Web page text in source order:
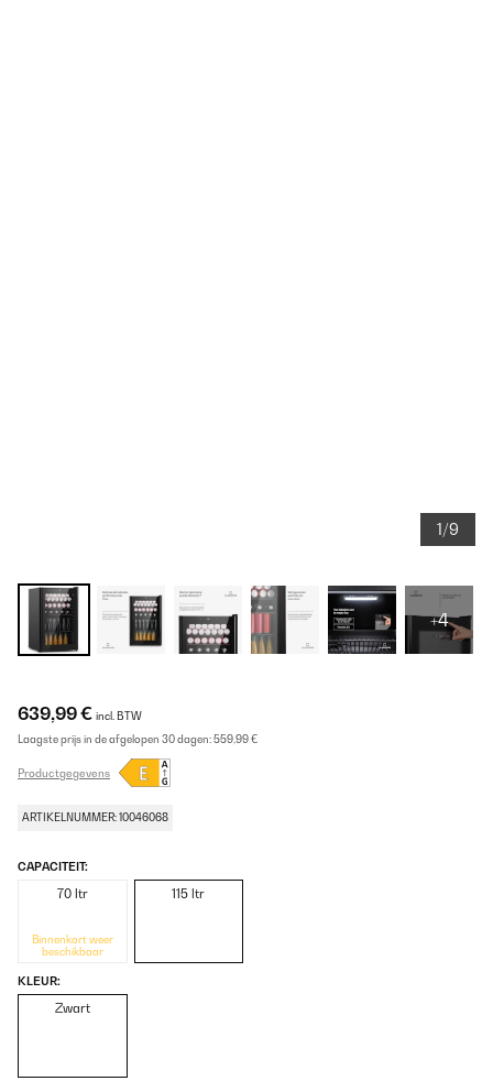
1/9
+4
639,99 € incl. BTW
Laagste prijs in de afgelopen 30 dagen:559,99 €
Productgegevens
ARTIKELNUMMER: 10046068
CAPACITEIT:
70 ltr
Binnenkort weer
beschikbaar
115 ltr
KLEUR:
Zwart